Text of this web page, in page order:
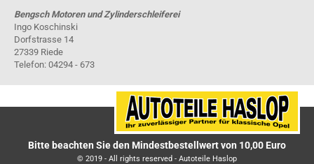
Bengsch Motoren und Zylinderschleiferei
Ingo Koschinski
Dorfstrasse 14
27339 Riede
Telefon: 04294 - 673
Bitte beachten Sie den Mindestbestellwert von 10,00 Euro
© 2019 - All rights reserved - Autoteile Haslop